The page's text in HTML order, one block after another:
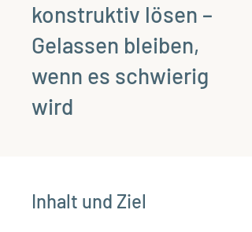
konstruktiv lösen –
Gelassen bleiben,
wenn es schwierig
wird
Inhalt und Ziel